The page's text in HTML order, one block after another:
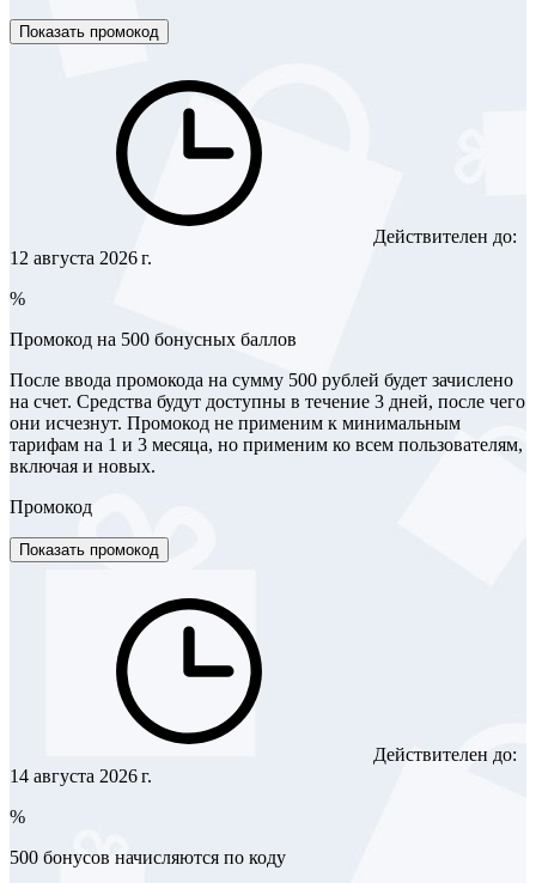
Показать промокод
Действителен до:
12 августа 2026 г.
%
Промокод на 500 бонусных баллов
После ввода промокода на сумму 500 рублей будет зачислено
на счет. Средства будут доступны в течение 3 дней, после чего
они исчезнут. Промокод не применим к минимальным
тарифам на 1 и 3 месяца, но применим ко всем пользователям,
включая и новых.
Промокод
Показать промокод
Действителен до:
14 августа 2026 г.
%
500 бонусов начисляются по коду